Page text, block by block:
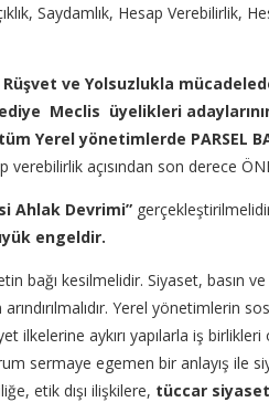
Saydamlık, Hesap
Rüşvet ve Yolsuzlukla
Meclis üyelikleri
Yerel yönetimlerde PARSEL
açısından son derece
Ahlak Devrimi”
engeldir.
kesilmelidir. Siyaset, basın ve
Yerel yönetimlerin
aykırı yapılarla iş
sermaye egemen bir anlayış
etik dışı ilişkilere, tüccar siyaset